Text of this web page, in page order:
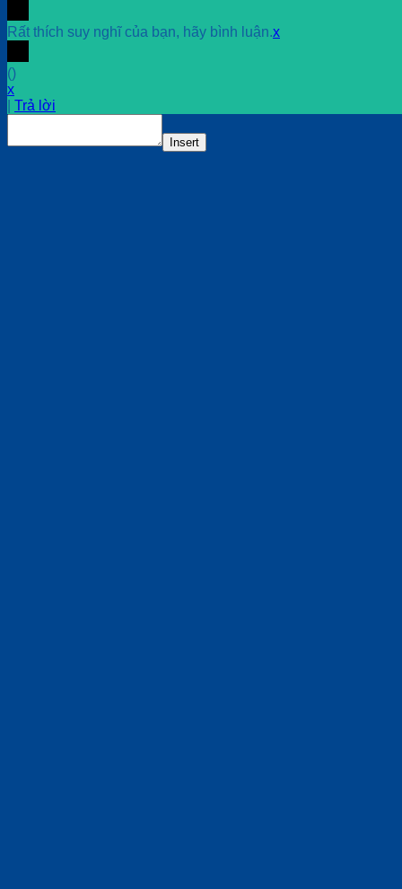
Rất thích suy nghĩ của bạn, hãy bình luận.x
()
x
Trả lời
Insert